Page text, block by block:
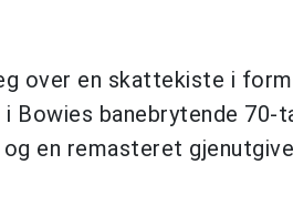
over en skattekiste i
Bowies banebrytende 70-
og en remasteret